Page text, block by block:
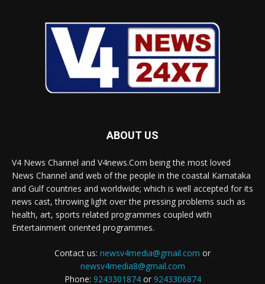
ABOUT US
V4 News Channel and V4news.Com being the most loved
News Channel and web of the people in the coastal Karnataka
and Gulf countries and worldwide; which is well accepted for its
news cast, throwing light over the pressing problems such as
health, art, sports related programmes coupled with
Entertainment oriented programmes.
Contact us: newsv4media@gmail.com or
newsv4media8@gmail.com
Phone: 9243301874or 9243306874